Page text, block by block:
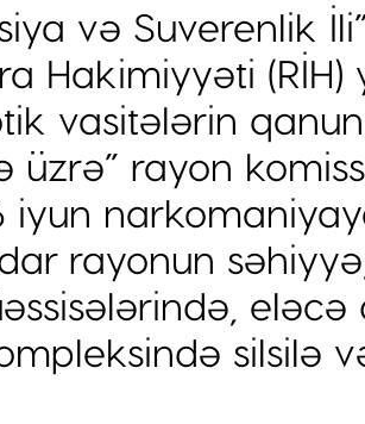
və Suverenlik
Hakimiyyəti (RİH)
vasitələrin
üzrə” rayon
rayonun
silsilə